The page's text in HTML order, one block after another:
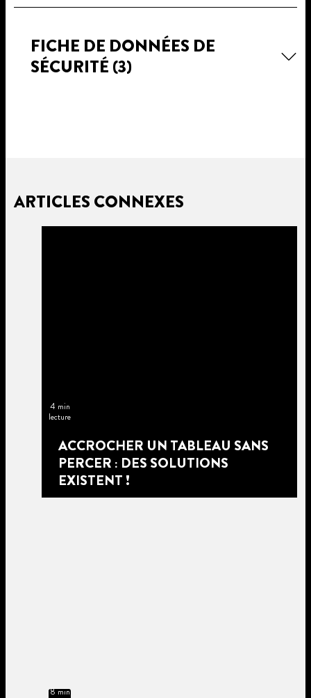
FICHE DE DONNÉES DE
SÉCURITÉ (3)
ARTICLES CONNEXES
4 min
lecture
ACCROCHER UN TABLEAU SANS
PERCER : DES SOLUTIONS
EXISTENT !
8 min